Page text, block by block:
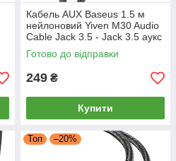
Кабель AUX Baseus 1.5 м
нейлоновий Yiven M30 Audio
Cable Jack 3.5 - Jack 3.5 аукс
аудіо шнур (чорний)
Готово до відправки
249 ₴
Купити
Топ –20%